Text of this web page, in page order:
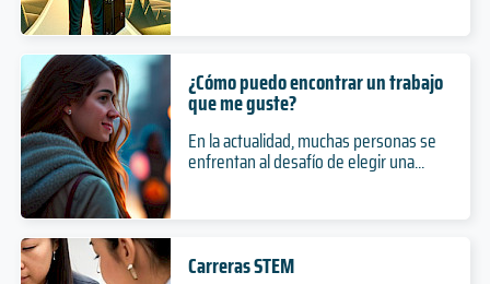
Ingeniero Agrónomo
6 años
Duración
Grado
Nivel
Presencial
¿Cómo puedo encontrar un trabajo
que me guste?
En la actualidad, muchas personas se
enfrentan al desafío de elegir una...
Carreras STEM